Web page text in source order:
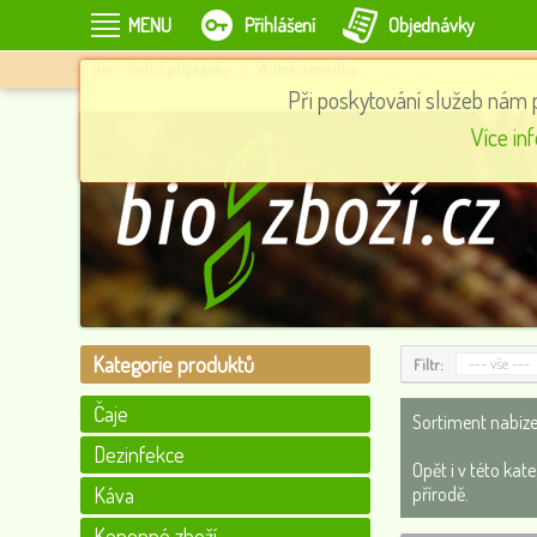
MENU Přihlášení Objednávky
Adventní kalendář závěsný - Vánoční čaj, 25 sáčků, English Tea Shop
Kategorie produktů
Čaje
Dezinfekce
Káva
Filtr: --- vše ---
Sortiment
Opět i v této
přírodě.
Při poskytování služeb nám
Více